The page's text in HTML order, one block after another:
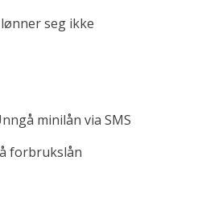
seg ikke
minilån via SMS
forbrukslån